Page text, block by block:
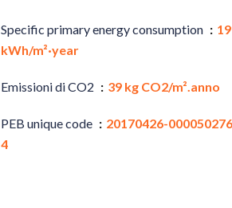
Specific primary energy consumption
kWh/m²·year
Emissioni di CO2 39 kg CO2/m².anno
PEB unique code
20170426-
4